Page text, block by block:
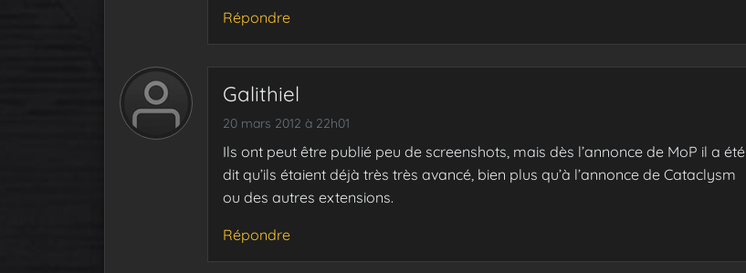
Répondre
Galithiel
20 mars 2012 à 22h01
Ils ont peut être publié peu de screenshots, mais dès l’annonce de MoP il a été
dit qu’ils étaient déjà très très avancé, bien plus qu’à l’annonce de Cataclysm
ou des autres extensions.
Répondre